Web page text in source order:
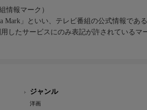
情報マーク）
Mark」といい、テレビ番組の公式情報である
したサービスにのみ表記が許されているマ
ジャンル
洋画